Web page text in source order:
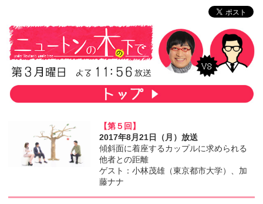
【第５回】
2017年8月21日（月）放送
傾斜面に着座するカップルに求められる
他者との距離
ゲスト：小林茂雄（東京都市大学）、加
藤ナナ